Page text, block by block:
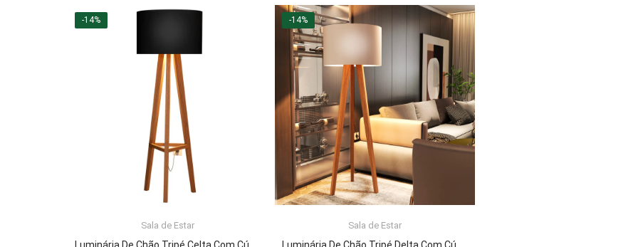
-14%
Sala de Estar
ADICIONAR AO CARRINHO
-14%
Sala de Estar
LER MAIS